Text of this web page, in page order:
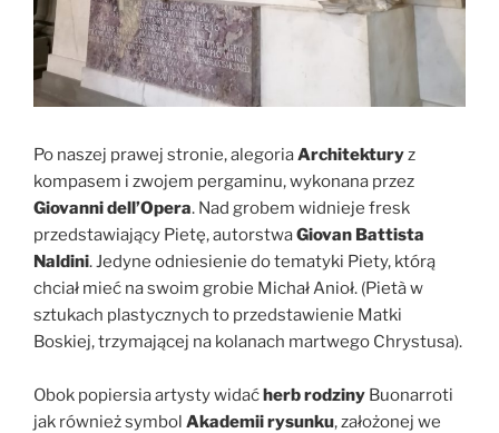
Po naszej prawej stronie, alegoriaArchitekturyz
kompasem i zwojem pergaminu, wykonana przez
Giovanni dell’Opera. Nad grobem widnieje fresk
przedstawiający Pietę, autorstwaGiovan Battista
Naldini. Jedyne odniesienie do tematyki Piety, którą
chciał mieć na swoim grobie Michał Anioł. (Pietà w
sztukach plastycznych to przedstawienie Matki
Boskiej, trzymającej na kolanach martwego Chrystusa).
Obok popiersia artysty widaćherb rodziny Buonarroti
jak również symbol Akademii rysunku, założonej we